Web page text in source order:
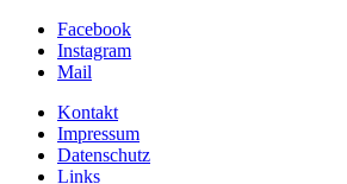
Facebook
Instagram
Mail
Kontakt
Impressum
Datenschutz
Links